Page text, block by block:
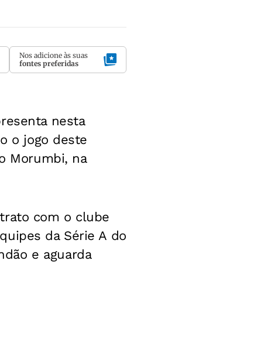
Nos adicione às suas
fontes preferidas
nesta
o jogo deste
Morumbi, na
com o clube
da Série A do
e aguarda